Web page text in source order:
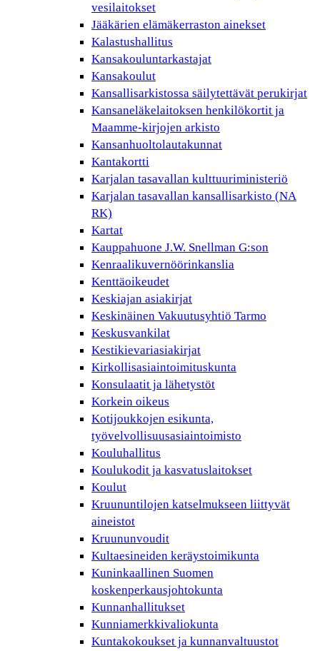
vesilaitokset
Jääkärien elämäkerraston ainekset
Kalastushallitus
Kansakouluntarkastajat
Kansakoulut
Kansallisarkistossa säilytettävät perukirjat
Kansaneläkelaitoksen henkilökortit ja
Maamme-kirjojen arkisto
Kansanhuoltolautakunnat
Kantakortti
Karjalan tasavallan kulttuuriministeriö
Karjalan tasavallan kansallisarkisto (NA
RK)
Kartat
Kauppahuone J.W. Snellman G:son
Kenraalikuvernöörinkanslia
Kenttäoikeudet
Keskiajan asiakirjat
Keskinäinen Vakuutusyhtiö Tarmo
Keskusvankilat
Kestikievariasiakirjat
Kirkollisasiaintoimituskunta
Konsulaatit ja lähetystöt
Korkein oikeus
Kotijoukkojen esikunta,
työvelvollisuusasiaintoimisto
Kouluhallitus
Koulukodit ja kasvatuslaitokset
Koulut
Kruununtilojen katselmukseen liittyvät
aineistot
Kruununvoudit
Kultaesineiden keräystoimikunta
Kuninkaallinen Suomen
koskenperkausjohtokunta
Kunnanhallitukset
Kunniamerkkivaliokunta
Kuntakokoukset ja kunnanvaltuustot